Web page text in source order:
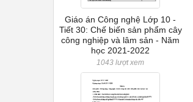
Giáo án Công nghệ Lớp 10 -
Tiết 30: Chế biến sản phẩm cây
công nghiệp và lâm sản - Năm
học 2021-2022
1043 lượt xem